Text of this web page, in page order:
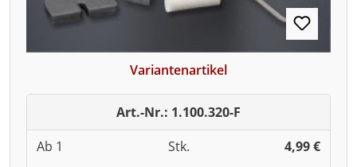
Variantenartikel
Art.-Nr.: 1.100.320-F
Ab 1
Stk. 4,99 €